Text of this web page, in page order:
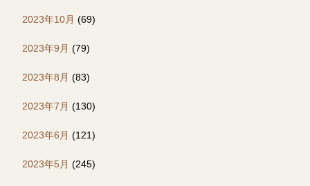
2023年10月 (69)
2023年9月 (79)
2023年8月 (83)
2023年7月 (130)
2023年6月 (121)
2023年5月 (245)